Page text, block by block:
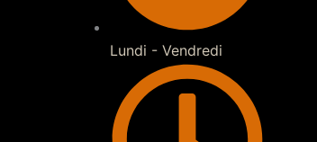
Lundi - Vendredi